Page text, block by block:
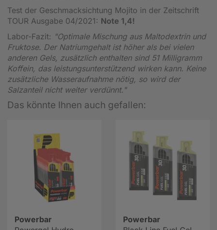
Test der Geschmacksichtung Mojito in der Zeitschrift
TOUR Ausgabe 04/2021: Note 1,4!
Labor-Fazit: "Optimale Mischung aus Maltodextrin und
Fruktose. Der Natriumgehalt ist höher als bei vielen
anderen Gels, zusätzlich enthalten sind 51 Milligramm
Koffein, das leistungsunterstützend wirken kann. Keine
zusätzliche Wasseraufnahme nötig, so wird der
Salzanteil nicht weiter verdünnt."
Das könnte Ihnen auch gefallen:
Powerbar
Powerbar